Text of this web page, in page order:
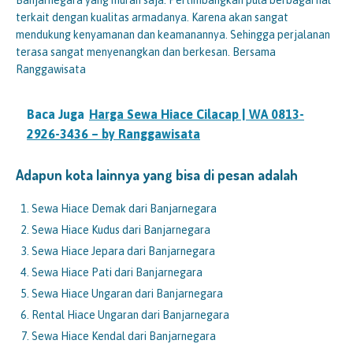
terkait dengan kualitas armadanya. Karena akan sangat
mendukung kenyamanan dan keamanannya. Sehingga perjalanan
terasa sangat menyenangkan dan berkesan. Bersama
Ranggawisata
Baca Juga Harga Sewa Hiace Cilacap | WA 0813-
2926-3436 – by Ranggawisata
Adapun kota lainnya yang bisa di pesan adalah
Sewa Hiace Demak dari Banjarnegara
Sewa Hiace Kudus dari Banjarnegara
Sewa Hiace Jepara dari Banjarnegara
Sewa Hiace Pati dari Banjarnegara
Sewa Hiace Ungaran dari Banjarnegara
Rental Hiace Ungaran dari Banjarnegara
Sewa Hiace Kendal dari Banjarnegara